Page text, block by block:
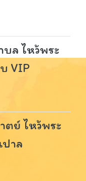
ล ไหว้พระ
VIP
ตย์ ไหว้พระ
าล